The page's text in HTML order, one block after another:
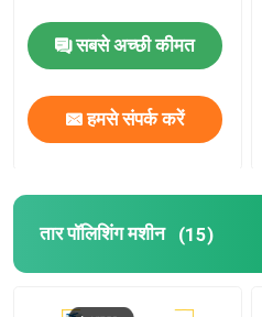
सबसे अच्छी कीमत
हमसे संपर्क करें
तार पॉलिशिंग मशीन (15)